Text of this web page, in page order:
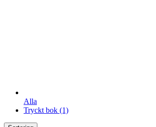
Alla
Tryckt bok (1)